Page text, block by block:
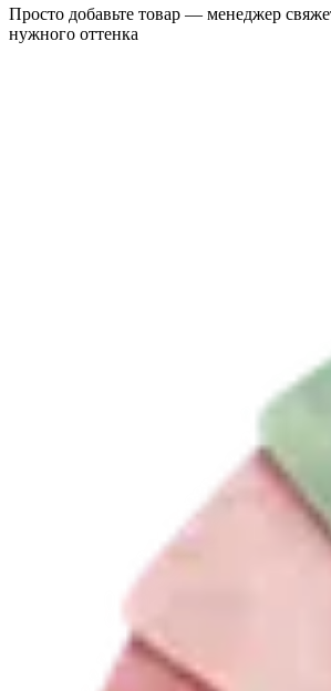
Просто добавьте товар — менеджер
нужного оттенка